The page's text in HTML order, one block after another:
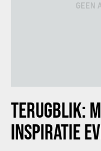
GEEN
TERUGBLIK:
INSPIRATIE